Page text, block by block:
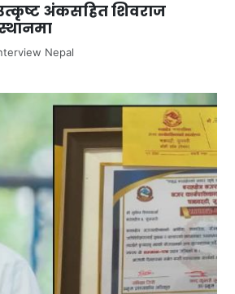
अंकसहित शिवराज
Nepal